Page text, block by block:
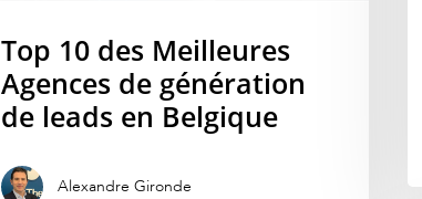
Top 10 des Meilleures
Agences de génération
de leads en Belgique
Alexandre Gironde